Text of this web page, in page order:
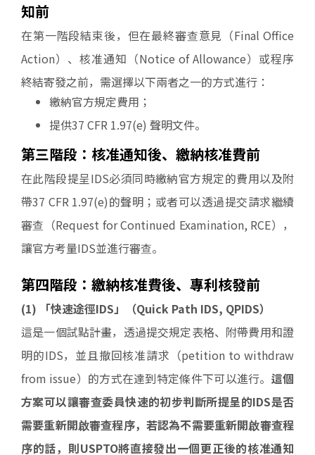
知前
在第一階段結束後，但在最終審查意見（Final Office
Action）、核准通知（Notice of Allowance）或程序
終結寄發之前，需選擇以下兩者之一的方式進行：
繳納官方規定費用；
提供37 CFR 1.97(e) 聲明文件。
第三階段：核准通知後、繳納核准費前
在此階段提呈IDS必須同時繳納官方規定的費用以及附
帶37 CFR 1.97(e)的聲明；或者可以透過提交請求繼續
審查（Request for Continued Examination, RCE），
讓官方考量IDS並進行審查。
第四階段：繳納核准費後、專利核發前
(1) 「快速途徑IDS」（Quick Path IDS, QPIDS）
這是一個試點計畫，透過提交規定表格、附帶費用和證
明的IDS，並且撤回核准請求（petition to withdraw
from issue）的方式在達到特定條件下可以進行。 這個
方案可以讓審查委員快速的初步判斷所提呈的IDS是否
需要重新開啟審查程序，若認為不需要重新開啟審查程
序的話，則USPTO將直接發出一個更正後的核准通知